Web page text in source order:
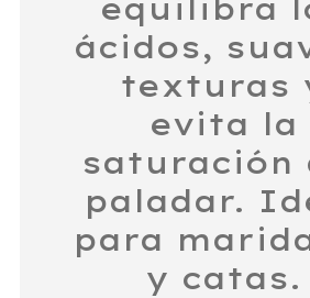
equilibra
ácidos,
texturas
evita la
saturación
paladar.
para
y catas.